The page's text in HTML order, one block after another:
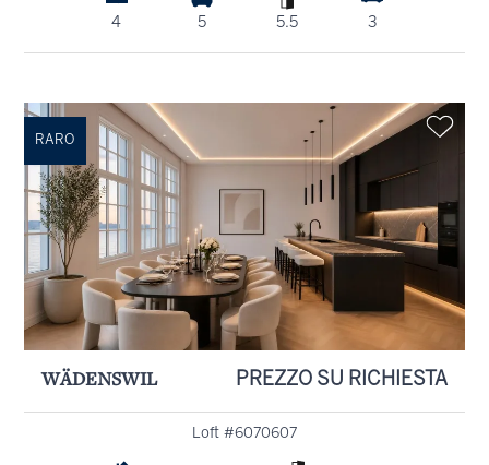
4 5 5.5 3
RARO
WÄDENSWIL PREZZO SU RICHIESTA
Loft #6070607